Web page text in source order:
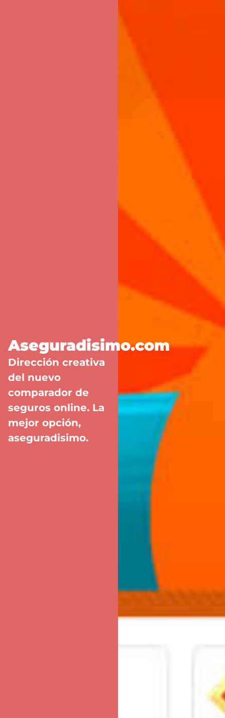
Aseguradisimo.com
Dirección creativa
del nuevo
comparador de
seguros online. La
mejor opción,
aseguradisimo.